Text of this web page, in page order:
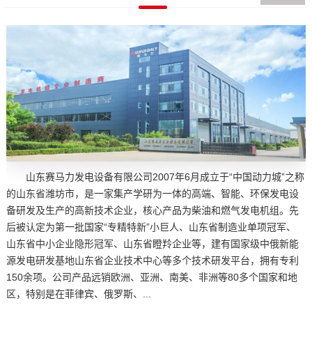
山东赛马力发电设备有限公司2007年6月成立于“中国动力城”之称
的山东省潍坊市，是一家集产学研为一体的高端、智能、环保发电设
备研发及生产的高新技术企业，核心产品为柴油和燃气发电机组。先
后被认定为第一批国家“专精特新”小巨人、山东省制造业单项冠军、
山东省中小企业隐形冠军、山东省瞪羚企业等，建有国家级中俄新能
源发电研发基地山东省企业技术中心等多个技术研发平台，拥有专利
150余项。公司产品远销欧洲、亚洲、南美、非洲等80多个国家和地
区，特别是在菲律宾、俄罗斯、...